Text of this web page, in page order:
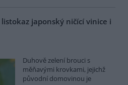
japonský ničící vinice i
Duhově zelení brouci s
měňavými krovkami, jejichž
původní domovinou je